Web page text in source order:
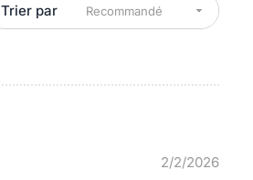
Trier par
2/2/2026